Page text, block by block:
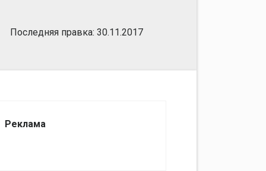
Последняя правка: 30.11.2017
Реклама